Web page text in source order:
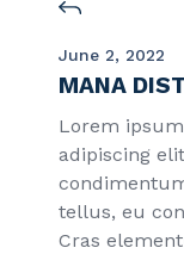
June 2, 2022
MANA
Lorem
adipiscing
tellus, eu
Cras